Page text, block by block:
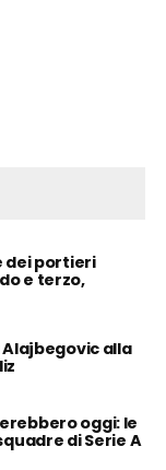
dei portieri
e terzo,
alla
oggi: le
di Serie A